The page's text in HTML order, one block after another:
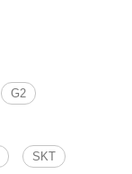
G2
SKT